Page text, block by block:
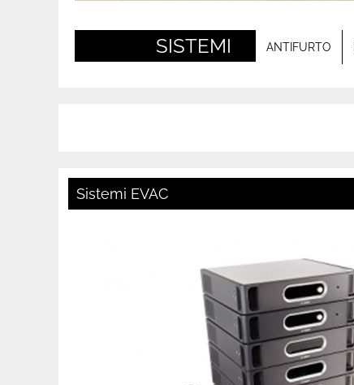
SISTEMI ANTIFURTO
Sistemi EVAC